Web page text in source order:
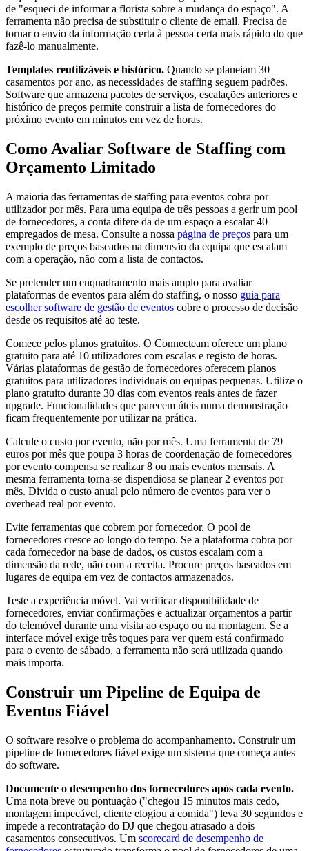
de "esqueci de informar a florista sobre a mudança do espaço". A
ferramenta não precisa de substituir o cliente de email. Precisa de
tornar o envio da informação certa à pessoa certa mais rápido do que
fazê-lo manualmente.
Templates reutilizáveis e histórico. Quando se planeiam 30
casamentos por ano, as necessidades de staffing seguem padrões.
Software que armazena pacotes de serviços, escalações anteriores e
histórico de preços permite construir a lista de fornecedores do
próximo evento em minutos em vez de horas.
Como Avaliar Software de Staffing com
Orçamento Limitado
A maioria das ferramentas de staffing para eventos cobra por
utilizador por mês. Para uma equipa de três pessoas a gerir um pool
de fornecedores, a conta difere da de um espaço a escalar 40
empregados de mesa. Consulte a nossa página de preços para um
exemplo de preços baseados na dimensão da equipa que escalam
com a operação, não com a lista de contactos.
Se pretender um enquadramento mais amplo para avaliar
plataformas de eventos para além do staffing, o nosso guia para
escolher software de gestão de eventos cobre o processo de decisão
desde os requisitos até ao teste.
Comece pelos planos gratuitos. O Connecteam oferece um plano
gratuito para até 10 utilizadores com escalas e registo de horas.
Várias plataformas de gestão de fornecedores oferecem planos
gratuitos para utilizadores individuais ou equipas pequenas. Utilize o
plano gratuito durante 30 dias com eventos reais antes de fazer
upgrade. Funcionalidades que parecem úteis numa demonstração
ficam frequentemente por utilizar na prática.
Calcule o custo por evento, não por mês. Uma ferramenta de 79
euros por mês que poupa 3 horas de coordenação de fornecedores
por evento compensa se realizar 8 ou mais eventos mensais. A
mesma ferramenta torna-se dispendiosa se planear 2 eventos por
mês. Divida o custo anual pelo número de eventos para ver o
overhead real por evento.
Evite ferramentas que cobrem por fornecedor. O pool de
fornecedores cresce ao longo do tempo. Se a plataforma cobra por
cada fornecedor na base de dados, os custos escalam com a
dimensão da rede, não com a receita. Procure preços baseados em
lugares de equipa em vez de contactos armazenados.
Teste a experiência móvel. Vai verificar disponibilidade de
fornecedores, enviar confirmações e actualizar orçamentos a partir
do telemóvel durante uma visita ao espaço ou na montagem. Se a
interface móvel exige três toques para ver quem está confirmado
para o evento de sábado, a ferramenta não será utilizada quando
mais importa.
Construir um Pipeline de Equipa de
Eventos Fiável
O software resolve o problema do acompanhamento. Construir um
pipeline de fornecedores fiável exige um sistema que começa antes
do software.
Documente o desempenho dos fornecedores após cada evento.
Uma nota breve ou pontuação ("chegou 15 minutos mais cedo,
montagem impecável, cliente elogiou a comida") leva 30 segundos e
impede a recontratação do DJ que chegou atrasado a dois
casamentos consecutivos. Um scorecard de desempenho de